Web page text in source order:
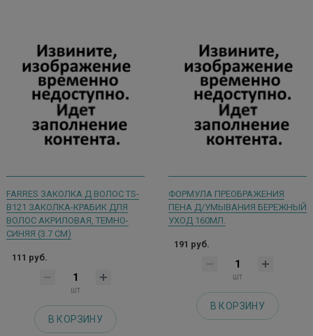
FARRES ЗАКОЛКА Д ВОЛОС TS-
B121 ЗАКОЛКА-КРАБИК ДЛЯ
ВОЛОС АКРИЛОВАЯ, ТЕМНО-
СИНЯЯ (3.7 СМ)
111 руб.
шт
В КОРЗИНУ
ФОРМУЛА ПРЕОБРАЖЕНИЯ
ПЕНА Д/УМЫВАНИЯ БЕРЕЖНЫЙ
УХОД 160МЛ.
191 руб.
шт
В КОРЗИНУ